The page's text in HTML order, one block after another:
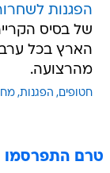
הפגנות
של בסיס
הארץ בכל ערב
מהרצועה.
חטופים הפגנות
טרם התפרסמו